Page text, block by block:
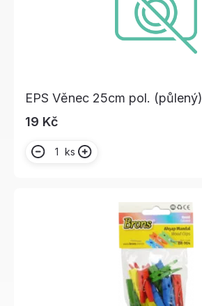
EPS Věnec 25cm pol. (půlený)
19 Kč
ks